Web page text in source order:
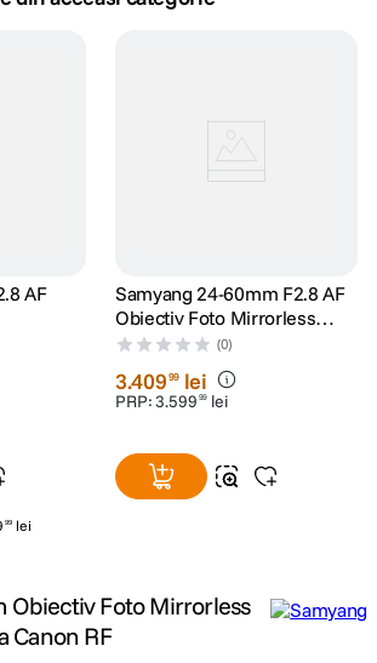
4
AF
99 lei
Samyang 24-60mm F2.8 AF
Obiectiv Foto Mirrorless
Montura Sony E
(0)
3.40999 lei
PRP:3.599 99 lei
Obiectiv Foto Mirrorless
Canon RF